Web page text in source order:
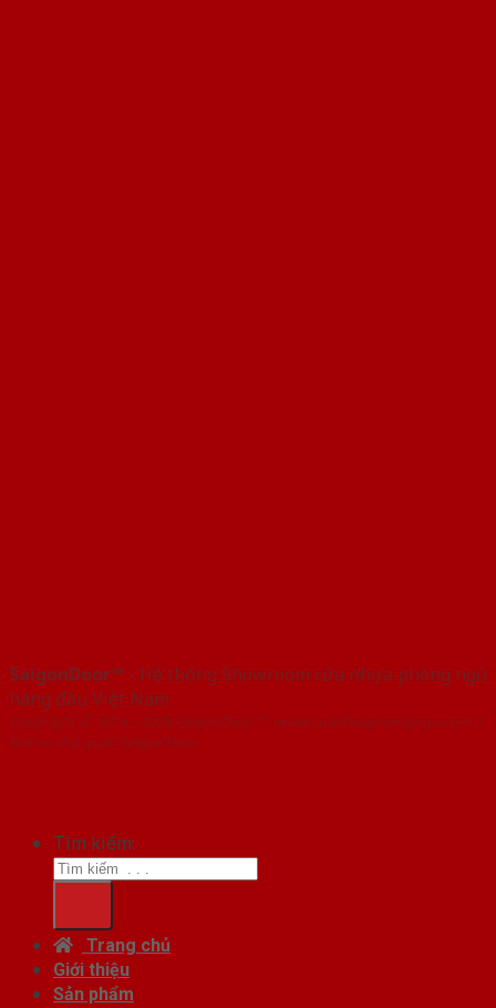
SaigonDoor™ - Hệ thống Showroom cửa nhựa phòng ngủ
hàng đầu Việt Nam
Copyright ⓒ 2016 – 2026 SaigonDoor™ - www.cuanhuaphongngu.com |
Đơn vị chủ quản SaigonDoor
Tìm kiếm:
Trang chủ
Giới thiệu
Sản phẩm